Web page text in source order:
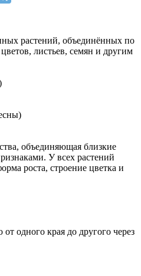
растений, объединённых по
листьев, семян и другим
объединяющая близкие
У всех растений
роста, строение цветка и
одного края до другого через